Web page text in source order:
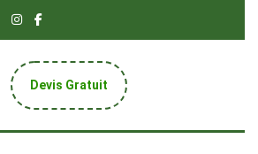
Devis Gratuit Get
A